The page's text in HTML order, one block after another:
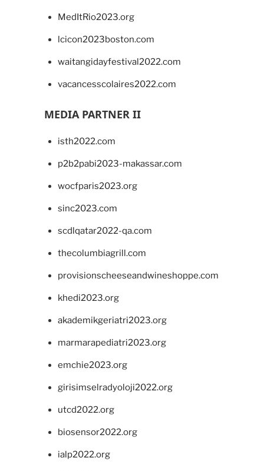
MedItRio2023.org
lcicon2023boston.com
waitangidayfestival2022.com
vacancesscolaires2022.com
MEDIA PARTNER II
isth2022.com
p2b2pabi2023-makassar.com
wocfparis2023.org
sinc2023.com
scdlqatar2022-qa.com
thecolumbiagrill.com
provisionscheeseandwineshoppe.com
khedi2023.org
akademikgeriatri2023.org
marmarapediatri2023.org
emchie2023.org
girisimselradyoloji2022.org
utcd2022.org
biosensor2022.org
ialp2022.org